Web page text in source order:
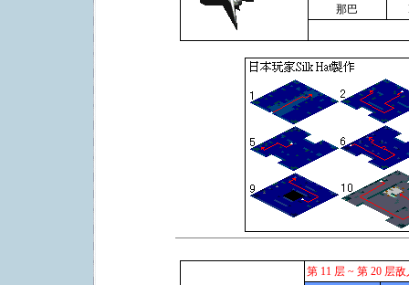
那巴
第 11 层 ~ 第 20 层